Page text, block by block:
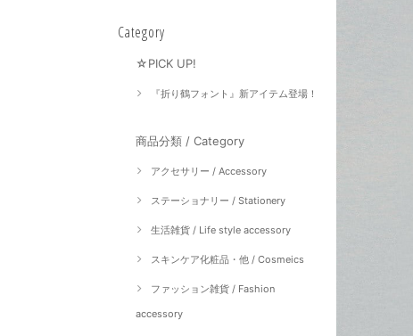
Category
☆PICK UP!
『折り鶴フォント』新アイテム登場！
商品分類 / Category
アクセサリー / Accessory
ステーショナリー / Stationery
生活雑貨 / Life style accessory
スキンケア化粧品・他 / Cosmeics
ファッション雑貨 / Fashion
accessory